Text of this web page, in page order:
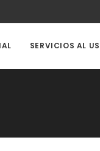
SERVICIOS AL